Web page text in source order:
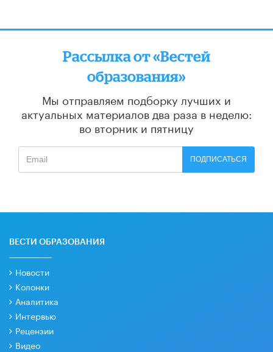
Рассылка от «Вестей
образования»
Мы отправляем подборку лучших и
актуальных материалов два раза в неделю:
во вторник и пятницу
ПОДПИСАТЬСЯ
ВЕСТИ ОБРАЗОВАНИЯ
Новости
Колонки
Аналитика
Интервью
Рецензии
Видео